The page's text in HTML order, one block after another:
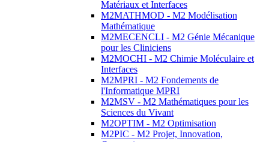
Matériaux et Interfaces
M2MATHMOD - M2 Modélisation
Mathématique
M2MECENCLI - M2 Génie Mécanique
pour les Cliniciens
M2MOCHI - M2 Chimie Moléculaire et
Interfaces
M2MPRI - M2 Fondements de
l'Informatique MPRI
M2MSV - M2 Mathématiques pour les
Sciences du Vivant
M2OPTIM - M2 Optimisation
M2PIC - M2 Projet, Innovation,